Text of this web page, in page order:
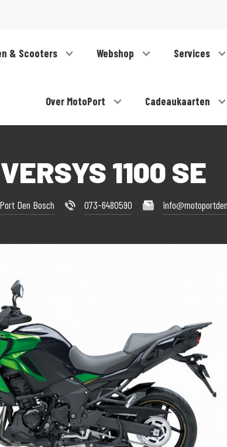
& Scooters Webshop Services
Over MotoPort Cadeaukaarten
1100 SE
Den Bosch 073-6480590